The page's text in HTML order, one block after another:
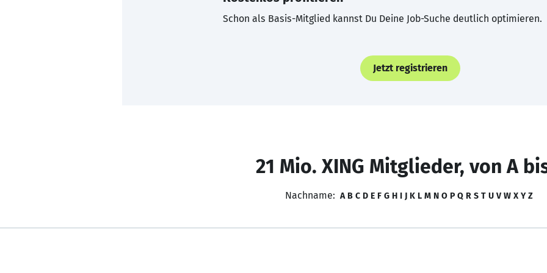
Schon als Basis-Mitglied kannst Du Deine Job-Suche deutlich optimieren.
Jetzt registrieren
21 Mio. XING Mitglieder, von A
Nachname: A B C D E F G H I J K L M N O P Q R S T U V W X Y Z